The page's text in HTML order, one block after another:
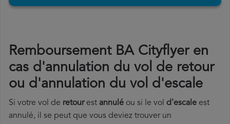
Remboursement BA Cityflyer en
cas d'annulation du vol de retour
ou d'annulation du vol d'escale
Si votre vol de retourest annulé ou si le vol d'escale est
annulé, il se peut que vous deviez trouver un